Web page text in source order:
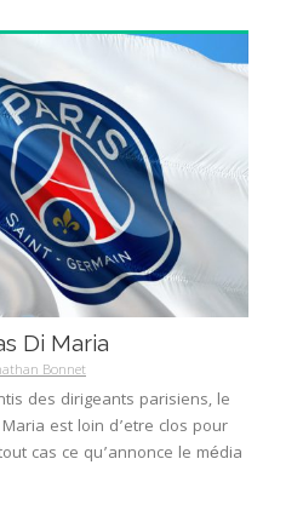
Di Maria
Bonnet
des dirigeants parisiens, le
est loin d’etre clos pour
cas ce qu’annonce le média